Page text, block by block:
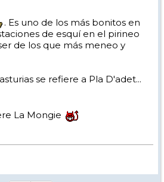
. Es uno de los más bonitos en
de esquí en el pirineo
de los que más meneo y
se refiere a Pla D'adet...
La Mongie